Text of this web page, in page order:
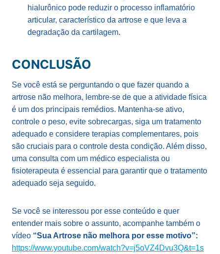
hialurônico pode reduzir o processo inflamatório
articular, característico da artrose e que leva a
degradação da cartilagem.
CONCLUSÃO
Se você está se perguntando o que fazer quando a
artrose não melhora, lembre-se de que a atividade física
é um dos principais remédios. Mantenha-se ativo,
controle o peso, evite sobrecargas, siga um tratamento
adequado e considere terapias complementares, pois
são cruciais para o controle desta condição. Além disso,
uma consulta com um médico especialista ou
fisioterapeuta é essencial para garantir que o tratamento
adequado seja seguido.
Se você se interessou por esse conteúdo e quer
entender mais sobre o assunto, acompanhe também o
vídeo “Sua Artrose não melhora por esse motivo”:
https://www.youtube.com/watch?v=j5oVZ4Dvu3Q&t=1s